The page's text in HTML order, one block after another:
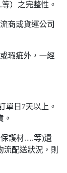
）之完整性。
商或貨運公司
瑕疵外，一經
單日7天以上。
。
護材….等)遺
配送狀況，則